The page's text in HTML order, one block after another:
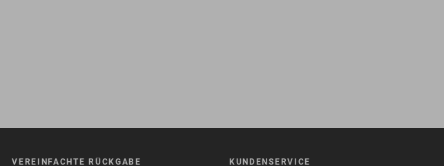
VEREINFACHTE RÜCKGABE KUNDENSERVICE